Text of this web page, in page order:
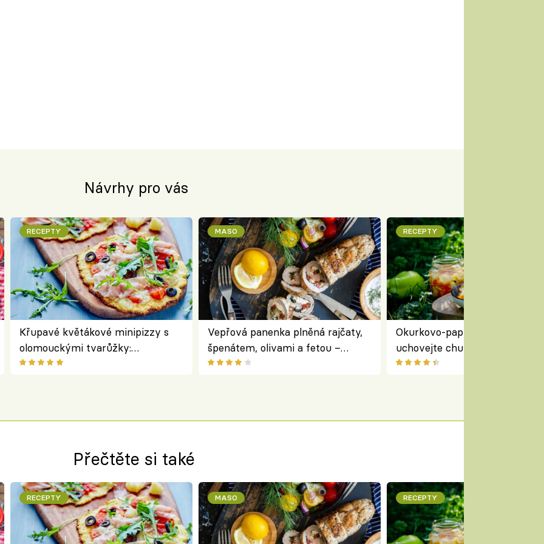
Návrhy pro vás
RECEPTY
Křupavé květákové minipizzy s
olomouckými tvarůžky:
bezlepkový oběd s typicky
MASO
Vepřová panenka plněná rajčaty,
špenátem, olivami a fetou –
perfektní středomořský recept na
RECEPTY
Okurkovo-papriková čalamáda
uchovejte chuť letní zeleniny
zimu
Přečtěte si také
RECEPTY MASO RECEPTY